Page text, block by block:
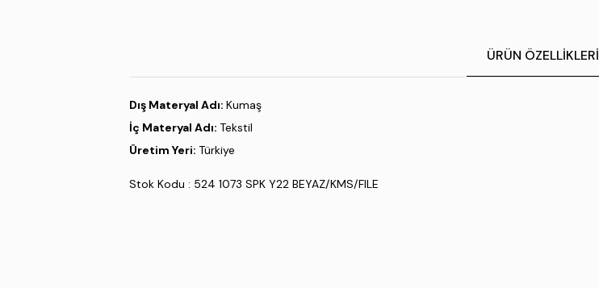
ÜRÜN ÖZELLIKLERI
Dış Materyal Adı: Kumaş
İç Materyal Adı: Tekstil
Üretim Yeri: Türkiye
Stok Kodu : 524 1073 SPK Y22 BEYAZ/KMS/FILE